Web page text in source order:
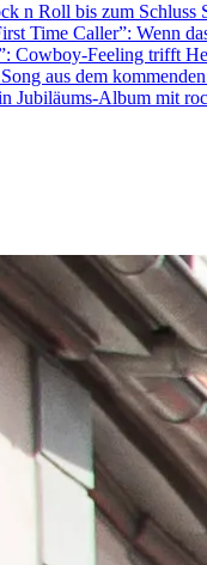
n Roll bis zum Schluss
Time Caller”: Wenn
Cowboy-Feeling trifft
aus dem
Jubiläums-Album mit